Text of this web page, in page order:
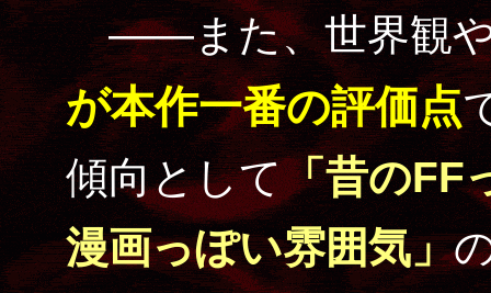
――また、世界観や
が本作一番の評価点
傾向として「昔のFF
漫画っぽい雰囲気」